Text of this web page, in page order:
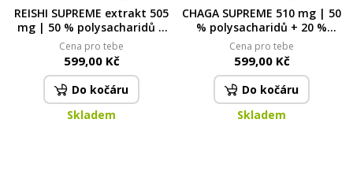
REISHI SUPREME extrakt 505
mg | 50 % polysacharidů a
20 % beta-glukanů 90 kapslí
| 54,5 g
Cena pro tebe
599,00 Kč
Do kočáru
Skladem
CHAGA SUPREME 510 mg | 50
% polysacharidů + 20 %
beta-glukanů | imunita,
vitalita & antioxidanty | 90
kapslí
Cena pro tebe
599,00 Kč
Do kočáru
Skladem